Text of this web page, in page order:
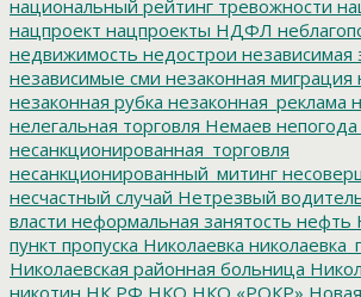
национальный рейтинг тревожности
нацпроект нацпроекты НДФЛ
недвижимость недострои независимая
независимые сми незаконная миграция
незаконная рубка незаконная_реклама
нелегальная торговля Немаев непогода
несанкционированная_торговля
несанкционированный_митинг
несчастный случай Нетрезвый
власти неформальная занятость нефть
пункт пропуска Николаевка
Николаевская районная больница
никотин НК РФ НКО НКО «РОКР»